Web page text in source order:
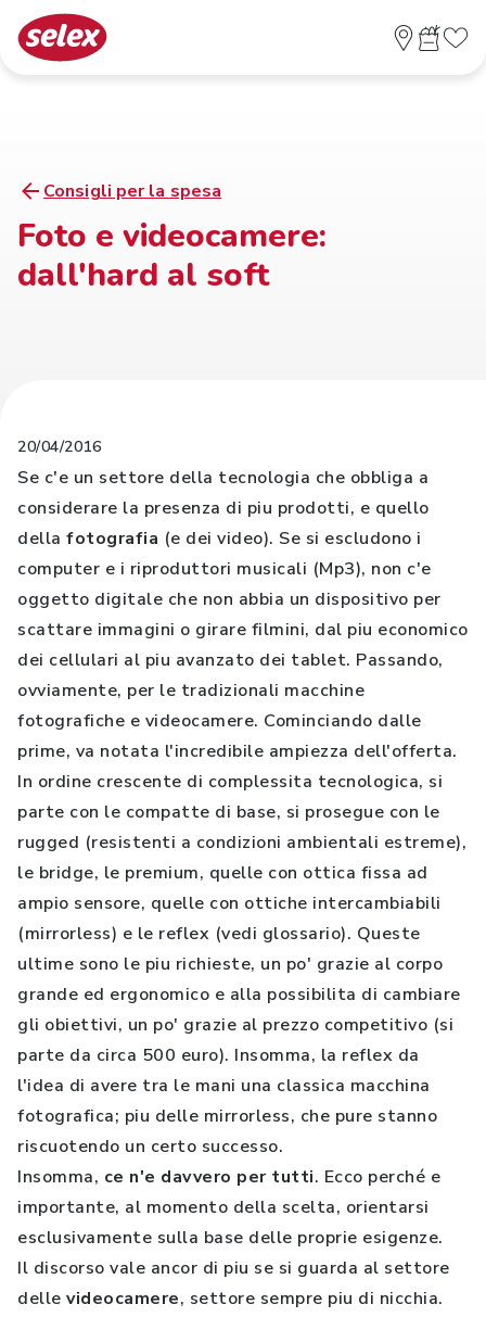
Consigli per la spesa
Foto e videocamere:
dall'hard al soft
20/04/2016
Se c'e un settore della tecnologia che obbliga a
considerare la presenza di piu prodotti, e quello
della fotografia (e dei video). Se si escludono i
computer e i riproduttori musicali (Mp3), non c'e
oggetto digitale che non abbia un dispositivo per
scattare immagini o girare filmini, dal piu economico
dei cellulari al piu avanzato dei tablet. Passando,
ovviamente, per le tradizionali macchine
fotografiche e videocamere. Cominciando dalle
prime, va notata l'incredibile ampiezza dell'offerta.
In ordine crescente di complessita tecnologica, si
parte con le compatte di base, si prosegue con le
rugged (resistenti a condizioni ambientali estreme),
le bridge, le premium, quelle con ottica fissa ad
ampio sensore, quelle con ottiche intercambiabili
(mirrorless) e le reflex (vedi glossario). Queste
ultime sono le piu richieste, un po' grazie al corpo
grande ed ergonomico e alla possibilita di cambiare
gli obiettivi, un po' grazie al prezzo competitivo (si
parte da circa 500 euro). Insomma, la reflex da
l'idea di avere tra le mani una classica macchina
fotografica; piu delle mirrorless, che pure stanno
riscuotendo un certo successo.
Insomma, ce n'e davvero per tutti. Ecco perché e
importante, al momento della scelta, orientarsi
esclusivamente sulla base delle proprie esigenze.
Il discorso vale ancor di piu se si guarda al settore
delle videocamere, settore sempre piu di nicchia.